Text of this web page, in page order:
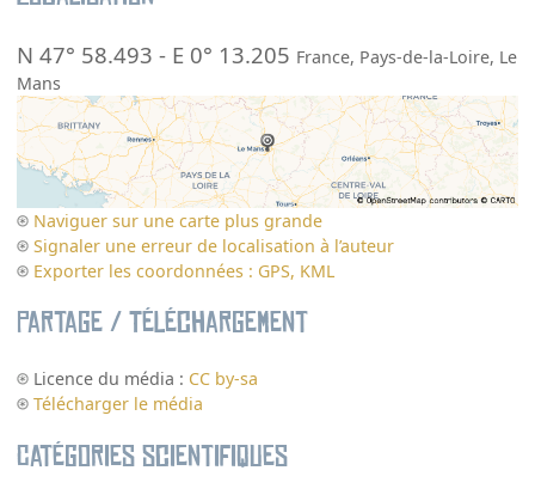
N 47° 58.493 - E 0° 13.205 France, Pays-de-la-Loire, Le
Mans
Naviguer sur une carte plus grande
Signaler une erreur de localisation à l’auteur
Exporter les coordonnées : GPS, KML
Partage / Téléchargement
Licence du média : CC by-sa
Télécharger le média
Catégories scientifiques